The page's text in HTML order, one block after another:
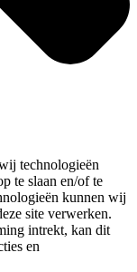
technologieën
te slaan en/of te
kunnen wij
site verwerken.
intrekt, kan dit
en